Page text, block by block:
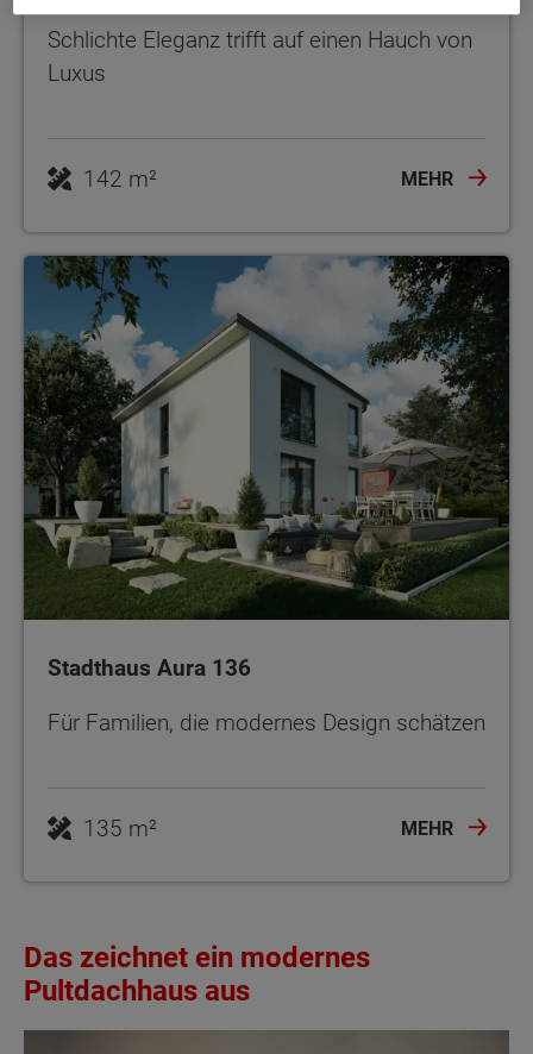
Schlichte Eleganz trifft auf einen Hauch von
Luxus
142 m² MEHR
Stadthaus Aura 136
Für Familien, die modernes Design schätzen
135 m² MEHR
Das zeichnet ein modernes
Pultdachhaus aus